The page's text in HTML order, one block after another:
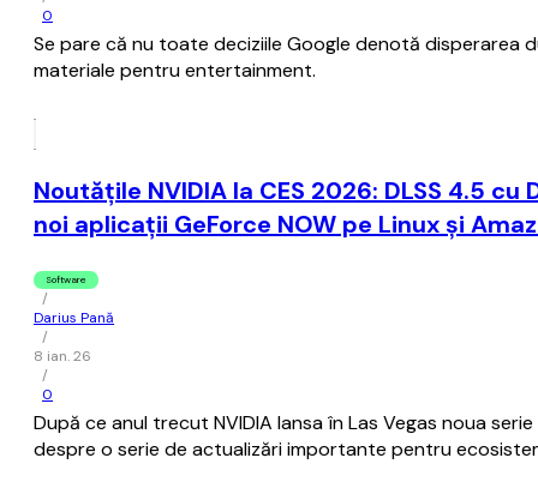
0
Se pare că nu toate deciziile Google denotă disperarea
materiale pentru entertainment.
Noutățile NVIDIA la CES 2026: DLSS 4.5
noi aplicații GeForce NOW pe Linux și
Software
/
Darius Pană
/
8 ian. 26
/
0
După ce anul trecut NVIDIA lansa în Las Vegas noua
despre o serie de actualizări importante pentru